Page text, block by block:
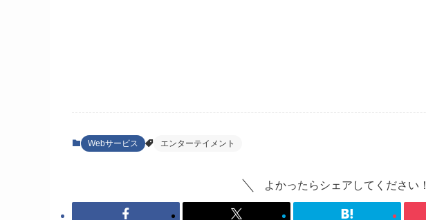
Webサービス エンターテイメント
よかったらシェアしてください！